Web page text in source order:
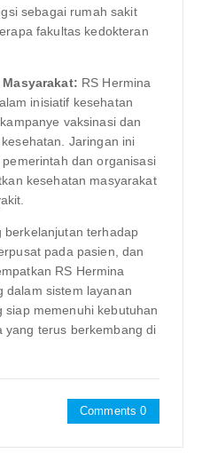
sebagai rumah sakit
fakultas kedokteran
RS Hermina
inisiatif kesehatan
vaksinasi dan
Jaringan ini
dan organisasi
kesehatan masyarakat
berkelanjutan terhadap
pada pasien, dan
RS Hermina
dalam sistem layanan
siap memenuhi kebutuhan
yang terus berkembang di
Comments 0